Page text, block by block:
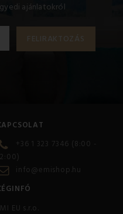
ajánlatokról
+36 1 323 7346 (8:00 -
info@emishop.hu
EU s.r.o.